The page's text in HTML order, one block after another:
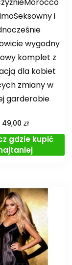
i
wygodny
komplet z
dla kobiet
zmiany w
garderobie
49,00zł
gdzie kupić